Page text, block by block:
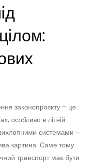
законопроєкту – це
особливо в літній
системами –
картина. Саме тому
транспорт має бути